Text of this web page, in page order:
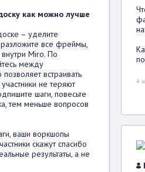
как можно лучше
– уделите
все фреймы,
Miro. По
между
встраивать
не теряют
шаги, повесьте
тем меньше вопросов
ваши воркшопы
скажут спасибо
результаты, а не
4